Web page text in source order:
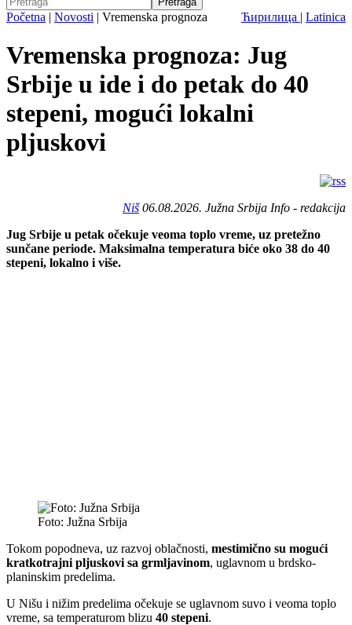
Ћирилица | Latinica
Početna | Novosti | Vremenska prognoza
Vremenska prognoza: Jug
Srbije u ide i do petak do 40
stepeni, mogući lokalni
pljuskovi
Niš06.08.2026. Južna Srbija Info - redakcija
Jug Srbije u petak očekuje veoma toplo vreme, uz pretežno
sunčane periode. Maksimalna temperatura biće oko 38 do 40
stepeni, lokalno i više.
Foto: Južna Srbija
Tokom popodneva, uz razvoj oblačnosti, mestimično su mogući
kratkotrajni pljuskovi sa grmljavinom, uglavnom u brdsko-
planinskim predelima.
U Nišu i nižim predelima očekuje se uglavnom suvo i veoma toplo
vreme, sa temperaturom blizu 40 stepeni.